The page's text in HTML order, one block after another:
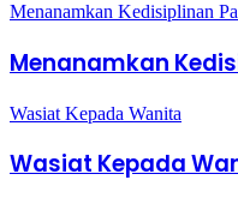
Menanamkan Kedisiplinan
Menanamkan
Wasiat Kepada Wanita
Wasiat Kepada